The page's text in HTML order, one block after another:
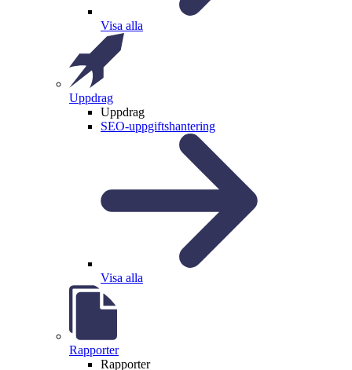
Visa alla
Uppdrag
Uppdrag
SEO-uppgiftshantering
Visa alla
Rapporter
Rapporter